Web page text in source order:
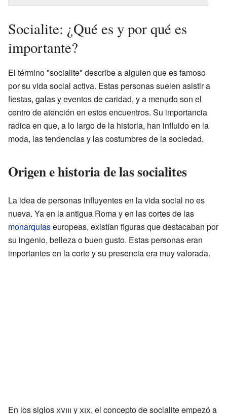
Socialite: ¿Qué es y por qué es
importante?
El término "socialite" describe a alguien que es famoso
por su vida social activa. Estas personas suelen asistir a
fiestas, galas y eventos de caridad, y a menudo son el
centro de atención en estos encuentros. Su importancia
radica en que, a lo largo de la historia, han influido en la
moda, las tendencias y las costumbres de la sociedad.
Origen e historia de las socialites
La idea de personas influyentes en la vida social no es
nueva. Ya en la antigua Roma y en las cortes de las
monarquíaseuropeas, existían figuras que destacaban por
su ingenio, belleza o buen gusto. Estas personas eran
importantes en la corte y su presencia era muy valorada.
En los siglosxviii yxix, el concepto de socialite empezó a